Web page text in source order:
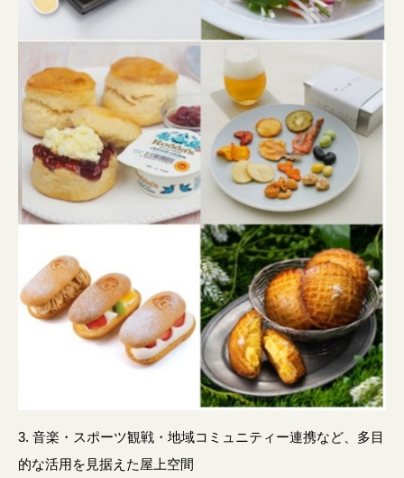
3. 音楽・スポーツ観戦・地域コミュニティー連携など、多目
的な活用を見据えた屋上空間